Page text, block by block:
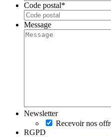
Code postal*
Message
Newsletter
Recevoir nos
RGPD